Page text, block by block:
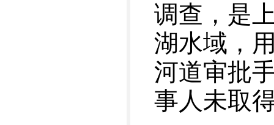
调查，是
湖水域，
河道审批
事人未取